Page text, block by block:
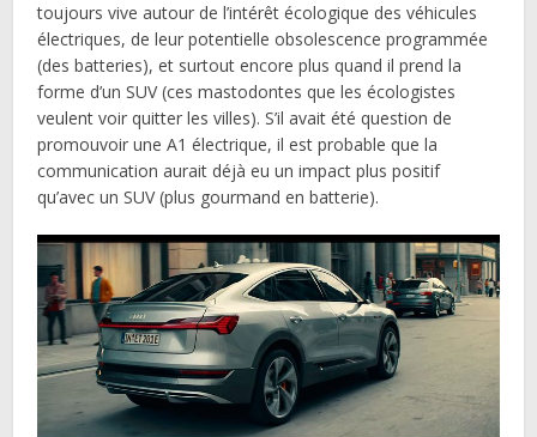
toujours vive autour de l’intérêt écologique des véhicules
électriques, de leur potentielle obsolescence programmée
(des batteries), et surtout encore plus quand il prend la
forme d’un SUV (ces mastodontes que les écologistes
veulent voir quitter les villes). S’il avait été question de
promouvoir une A1 électrique, il est probable que la
communication aurait déjà eu un impact plus positif
qu’avec un SUV (plus gourmand en batterie).